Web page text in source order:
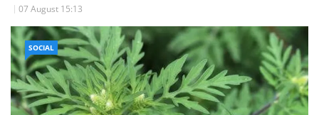
07 August 15:13
SOCIAL